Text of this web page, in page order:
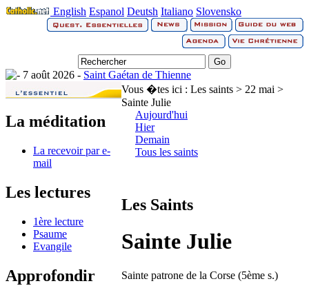
English Espanol Deutsh Italiano Slovensko
7 août 2026 - Saint Gaétan de Thienne
La méditation
La recevoir par e-
mail
Les lectures
1ère lecture
Psaume
Evangile
Approfondir
Vous �tes ici : Les saints > 22 mai >
Sainte Julie
Aujourd'hui
Hier
Demain
Tous les saints
Les Saints
Sainte Julie
Sainte patrone de la Corse (5ème s.)